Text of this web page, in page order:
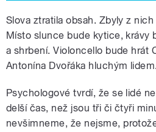
Slova ztratila obsah. Zbyly z
Místo slunce bude kytice, krávy
a shrbení. Violoncello bude hrát
Antonína Dvořáka hluchým lidem.
Psychologové tvrdí, že se lidé
delší čas, než jsou tři či čtyři
nevšimneme, že nejsme,